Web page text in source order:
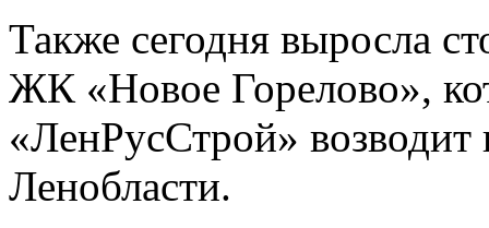
Также сегодня выросла
ЖК «Новое Горелово»,
«ЛенРусСтрой»
Ленобласти.